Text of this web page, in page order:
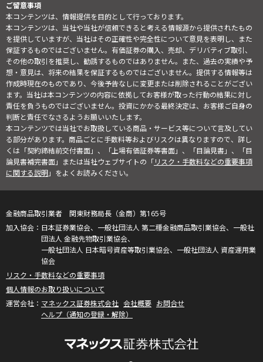
ご留意事項
本コンテンツは、情報提供を目的として行っております。
本コンテンツは、当社や当社が信頼できると考える情報源から提供されたもの
を提供していますが、当社はその正確性や完全性について意見を表明し、また
保証するものではございません。有価証券の購入、売却、デリバティブ取引、
その他の取引を推奨し、勧誘するものではありません。また、過去の実績や予
想・意見は、将来の結果を保証するものではございません。提供する情報等は
作成時現在のものであり、今後予告なしに変更または削除されることがござい
ます。当社は本コンテンツの内容に依拠してお客様が取った行動の結果に対し
責任を負うものではございません。投資にかかる最終決定は、お客様ご自身の
判断と責任でなさるようお願いいたします。
本コンテンツでは当社でお取扱している商品・サービス等について言及してい
る部分があります。商品ごとに手数料等およびリスクは異なりますので、詳し
くは「契約締結前交付書面」、「上場有価証券等書面」、「目論見書」、「目
論見書補完書面」または当社ウェブサイトの「リスク・手数料などの重要事項
に関する説明」をよくお読みください。
金融商品取引業者 関東財務局長（金商）第165号
日本証券業協会、一般社団法人 第二種金融商品取引業協会、一般社
団法人 金融先物取引業協会、
一般社団法人 日本暗号資産等取引業協会、一般社団法人 資産運用業
協会
リスク・手数料などの重要事項
個人情報のお取り扱いについて
マネックス証券株式会社 会社概要 お問合せ
ヘルプ（通知の登録・解除）